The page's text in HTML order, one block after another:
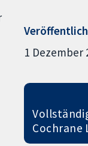
1 Dezember
Cochrane